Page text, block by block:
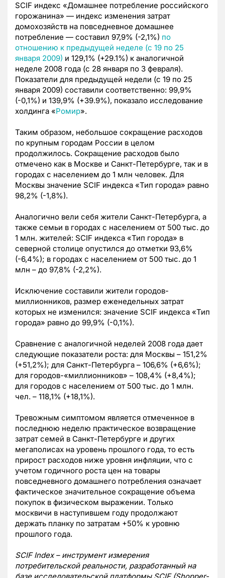
SCIF индекс «Домашнее потребление российского
горожанина» — индекс изменения затрат
домохозяйств на повседневное домашнее
потребление — составил 97,9% (-2,1%) по
отношению к предыдущей неделе (с 19 по 25
января 2009) и 129,1% (+29.1%) к аналогичной
неделе 2008 года (с 28 января по 3 февраля).
Показатели для предыдущей недели (с 19 по 25
января 2009) составили соответственно: 99,9%
(-0,1%) и 139,9% (+39.9%), показало исследование
холдинга «Ромир».
Таким образом, небольшое сокращение расходов
по крупным городам России в целом
продолжилось. Сокращение расходов было
отмечено как в Москве и Санкт-Петербурге, так и в
городах с населением до 1 млн человек. Для
Москвы значение SCIF индекса «Тип города» равно
98,2% (-1,8%).
Аналогично вели себя жители Санкт-Петербурга, а
также семьи в городах с населением от 500 тыс. до
1 млн. жителей: SCIF индекса «Тип города» в
северной столице опустился до отметки 93,6%
(-6,4%); в городах с населением от 500 тыс. до 1
млн – до 97,8% (-2,2%).
Исключение составили жители городов-
миллионников, размер еженедельных затрат
которых не изменился: значение SCIF индекса «Тип
города» равно до 99,9% (-0,1%).
Сравнение с аналогичной неделей 2008 года дает
следующие показатели роста: для Москвы – 151,2%
(+51,2%); для Санкт-Петербурга – 106,6% (+6,6%);
для городов-«миллионников» – 108,4% (+8,4%);
для городов с населением от 500 тыс. до 1 млн.
чел. – 118,1% (+18,1%).
Тревожным симптомом является отмеченное в
последнюю неделю практическое возвращение
затрат семей в Санкт-Петербурге и других
мегаполисах на уровень прошлого года, то есть
прирост расходов ниже уровня инфляции, что с
учетом годичного роста цен на товары
повседневного домашнего потребления означает
фактическое значительное сокращение объема
покупок в физическом выражении. Только
москвичи в наступившем году продолжают
держать планку по затратам +50% к уровню
прошлого года.
SCIF Index – инструмент измерения
потребительской реальности, разработанный на